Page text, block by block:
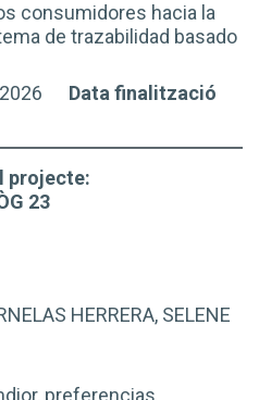
consumidores hacia la
de trazabilidad basado
2026 Data finalització
projecte:
23
HERRERA, SELENE
preferencias